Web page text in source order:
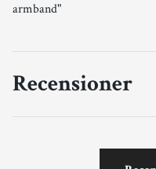
armband"
Recensioner